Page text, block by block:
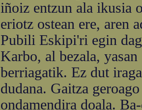
iñoiz entzun ala ikusia
eriotz ostean ere, aren
Pubili Eskipi'ri egin
Karbo, al bezala,
berriagatik. Ez dut
dudana. Gaitza
ondamendira doala.